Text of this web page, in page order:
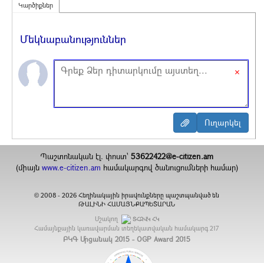
Կարծիքներ
Մեկնաբանություններ
×
Պաշտոնական էլ. փոստ`53622422@e-citizen.am
(միայն www.e-citizen.am համակարգով ծանուցումների համար)
© 2008 -2026 Հեղինակային իրավունքները պաշտպանված են
ԹԱԼԻՆԻ ՀԱՄԱՅՆՔԱՊԵՏԱՐԱՆ
Մշակող
ՏՀԶՎԿ ՀԿ
Համայնքային կառավարման տեղեկատվական համակարգ 217
ԲԿԳ Մրցանակ 2015 - OGP Award 2015